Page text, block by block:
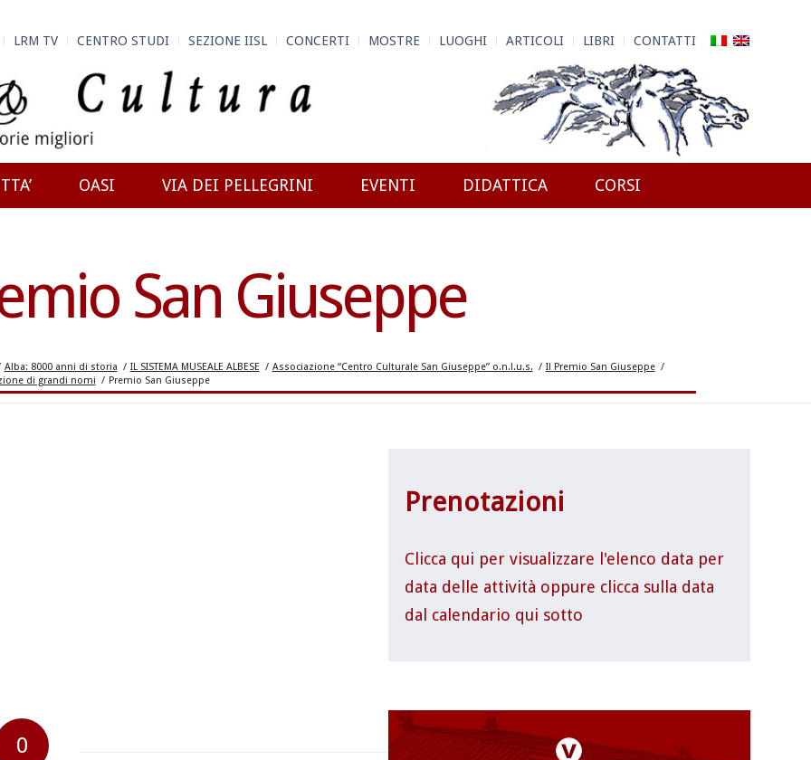
LRM TV CENTRO STUDI SEZIONE IISL CONCERTI MOSTRE LUOGHI ARTICOLI LIBRI CONTATTI
OASI VIA DEI PELLEGRINI EVENTI DIDATTICA CORSI
San Giuseppe
Alba: 8000 anni di storia / IL SISTEMA MUSEALE ALBESE / Associazione “Centro Culturale San Giuseppe” o.n.l.u.s. / Il Premio San Giuseppe /
di grandi nomi / Premio San Giuseppe
0
Prenotazioni
Clicca qui per visualizzare l'elenco data per
data delle attività oppure clicca sulla data
dal calendario qui sotto